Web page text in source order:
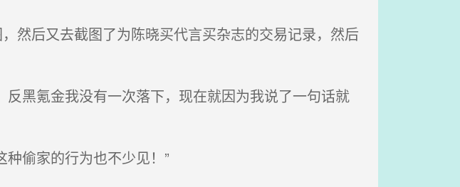
然后又去截图了为陈晓买代言买杂志的交易记录，然后
黑氪金我没有一次落下，现在就因为我说了一句话就
偷家的行为也不少见！”